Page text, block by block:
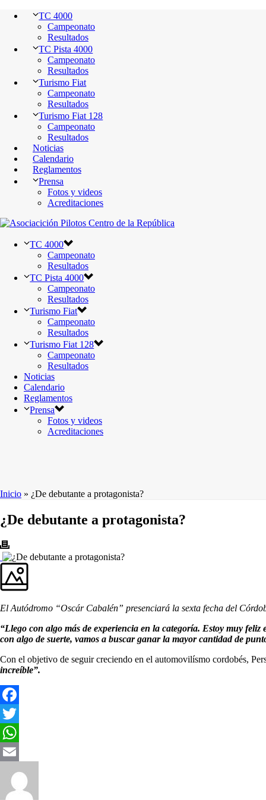
TC 4000
Campeonato
Resultados
TC Pista 4000
Campeonato
Resultados
Turismo Fiat
Campeonato
Resultados
Turismo Fiat 128
Campeonato
Resultados
Noticias
Calendario
Reglamentos
Prensa
Fotos y videos
Acreditaciones
TC 4000
Campeonato
Resultados
TC Pista 4000
Campeonato
Resultados
Turismo Fiat
Campeonato
Resultados
Turismo Fiat 128
Campeonato
Resultados
Noticias
Calendario
Reglamentos
Prensa
Fotos y videos
Acreditaciones
Inicio » ¿De debutante a protagonista?
¿De debutante a protagonista?
El Autódromo “Oscár Cabalén” presenciará la sexta fecha del
“Llego con algo más de experiencia en la categoría. Estoy muy
con algo de suerte, vamos a buscar ganar la mayor cantidad de
Con el objetivo de seguir creciendo en el automovilísmo cordobés,
increíble”.
Facebook
Twitter
WhatsApp
Email